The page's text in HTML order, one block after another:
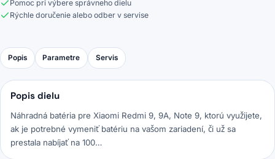
Pomoc pri výbere správneho dielu
Rýchle doručenie alebo odber v servise
Popis Parametre Servis
Popis dielu
Náhradná batéria pre Xiaomi Redmi 9, 9A, Note 9, ktorú využijete,
ak je potrebné vymeniť batériu na vašom zariadení, či už sa
prestala nabíjať na 100…